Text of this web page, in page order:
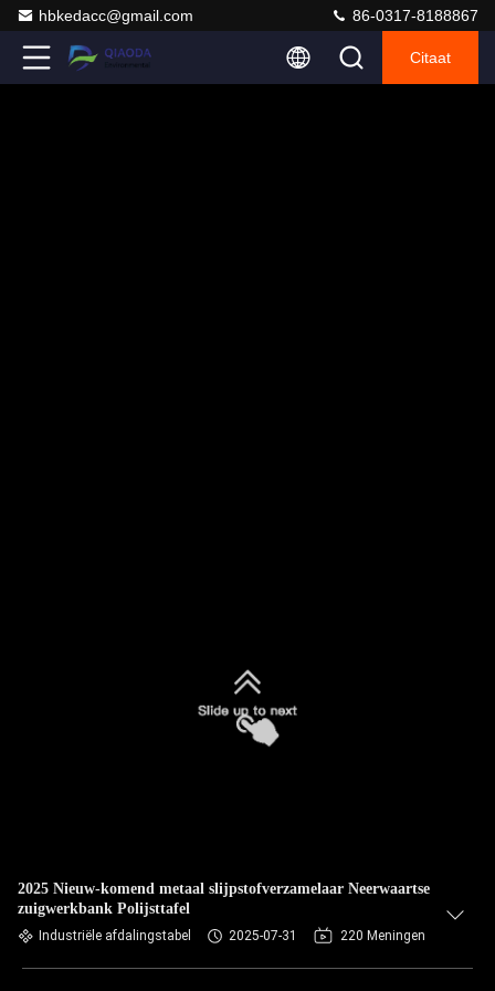
hbkedacc@gmail.com 86-0317-8188867
Citaat
2025 Nieuw-komend metaal slijpstofverzamelaar Neerwaartse
zuigwerkbank Polijsttafel
Industriële afdalingstabel 2025-07-31 220 Meningen